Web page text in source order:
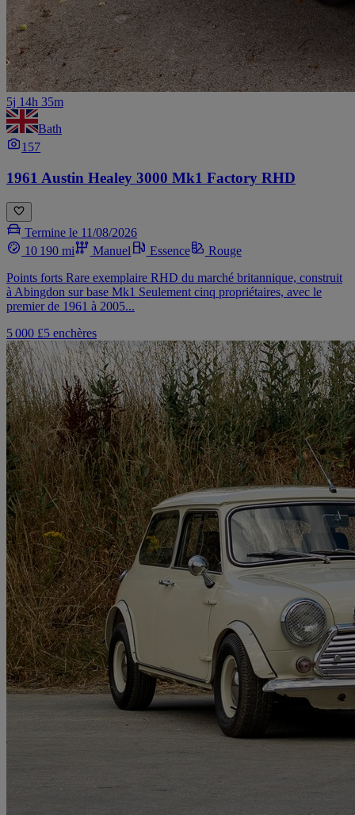
5j 14h 35m
Bath
157
1961 Austin Healey 3000 Mk1 Factory RHD
Termine le 11/08/2026
10 190 mi
Manuel Essence
Rouge
Points forts Rare exemplaire RHD du marché britannique, construit
à Abingdon sur base Mk1 Seulement cinq propriétaires, avec le
premier de 1961 à 2005...
5 000 £5 enchères